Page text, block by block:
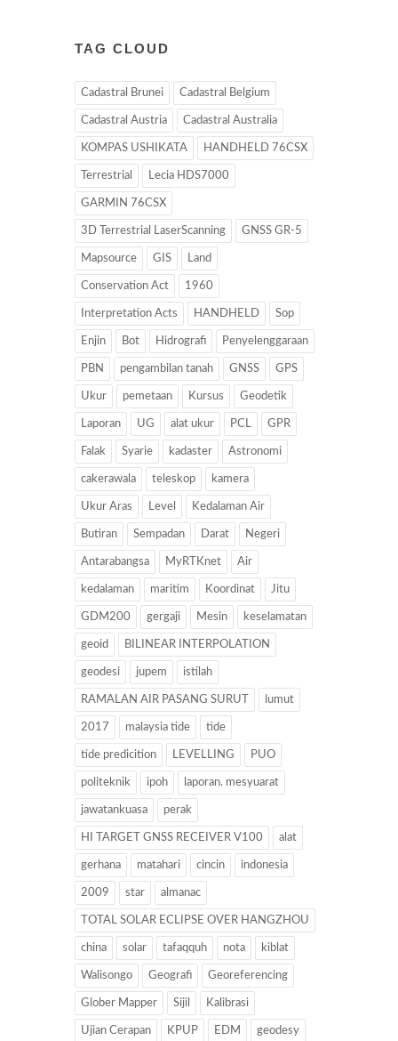
TAG CLOUD
Cadastral Brunei Cadastral Belgium
Cadastral Austria Cadastral Australia
KOMPAS USHIKATA HANDHELD 76CSX
Terrestrial Lecia HDS7000
GARMIN 76CSX
3D Terrestrial LaserScanning GNSS GR-5
Mapsource GIS Land
Conservation Act 1960
Interpretation Acts HANDHELD Sop
Enjin Bot Hidrografi Penyelenggaraan
PBN pengambilan tanah GNSS GPS
Ukur pemetaan Kursus Geodetik
Laporan UG alat ukur PCL GPR
Falak Syarie kadaster Astronomi
cakerawala teleskop kamera
Ukur Aras Level Kedalaman Air
Butiran Sempadan Darat Negeri
Antarabangsa MyRTKnet Air
kedalaman maritim Koordinat Jitu
GDM200 gergaji Mesin keselamatan
geoid BILINEAR INTERPOLATION
geodesi jupem istilah
RAMALAN AIR PASANG SURUT lumut
2017 malaysia tide tide
tide predicition LEVELLING PUO
politeknik ipoh laporan. mesyuarat
jawatankuasa perak
HI TARGET GNSS RECEIVER V100 alat
gerhana matahari cincin indonesia
2009 star almanac
TOTAL SOLAR ECLIPSE OVER HANGZHOU
china solar tafaqquh nota kiblat
Walisongo Geografi Georeferencing
Glober Mapper Sijil Kalibrasi
Ujian Cerapan KPUP EDM geodesy